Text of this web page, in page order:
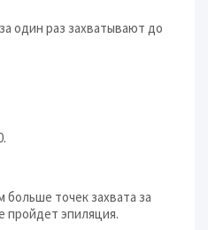
один раз захватывают до
точек захвата за
пройдет эпиляция.